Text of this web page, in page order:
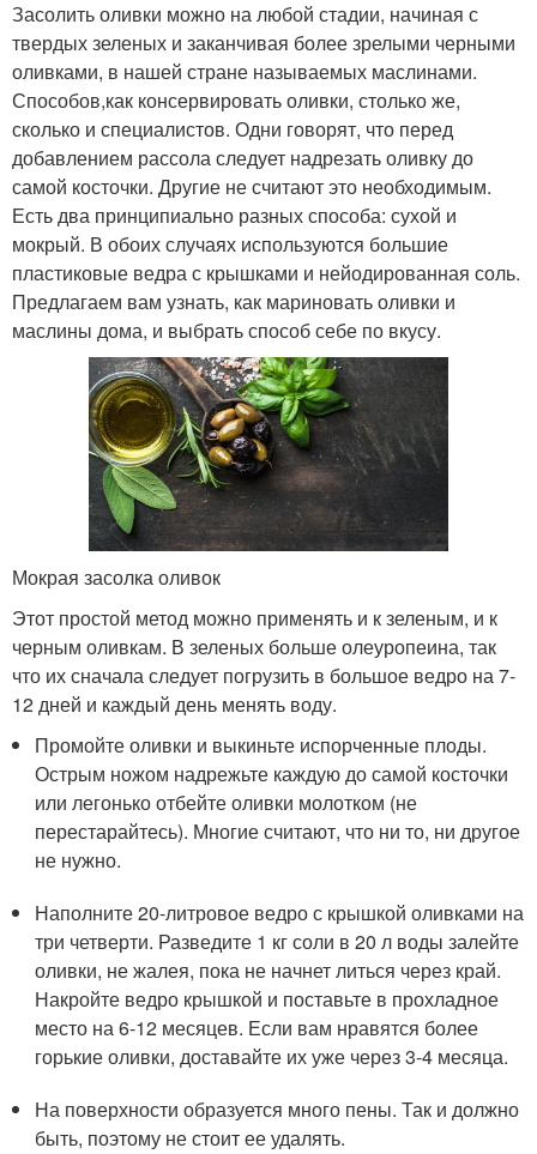
Засолить оливки можно на любой стадии, начиная с
твердых зеленых и заканчивая более зрелыми черными
оливками, в нашей стране называемых маслинами.
Способов,как консервировать оливки, столько же,
сколько и специалистов. Одни говорят, что перед
добавлением рассола следует надрезать оливку до
самой косточки. Другие не считают это необходимым.
Есть два принципиально разных способа: сухой и
мокрый. В обоих случаях используются большие
пластиковые ведра с крышками и нейодированная соль.
Предлагаем вам узнать, как мариновать оливки и
маслины дома, и выбрать способ себе по вкусу.
Мокрая засолка оливок
Этот простой метод можно применять и к зеленым, и к
черным оливкам. В зеленых больше олеуропеина, так
что их сначала следует погрузить в большое ведро на 7-
12 дней и каждый день менять воду.
Промойте оливки и выкиньте испорченные плоды.
Острым ножом надрежьте каждую до самой косточки
или легонько отбейте оливки молотком (не
перестарайтесь). Многие считают, что ни то, ни другое
не нужно.
Наполните 20-литровое ведро с крышкой оливками на
три четверти. Разведите 1 кг соли в 20 л воды залейте
оливки, не жалея, пока не начнет литься через край.
Накройте ведро крышкой и поставьте в прохладное
место на 6-12 месяцев. Если вам нравятся более
горькие оливки, доставайте их уже через 3-4 месяца.
На поверхности образуется много пены. Так и должно
быть, поэтому не стоит ее удалять.